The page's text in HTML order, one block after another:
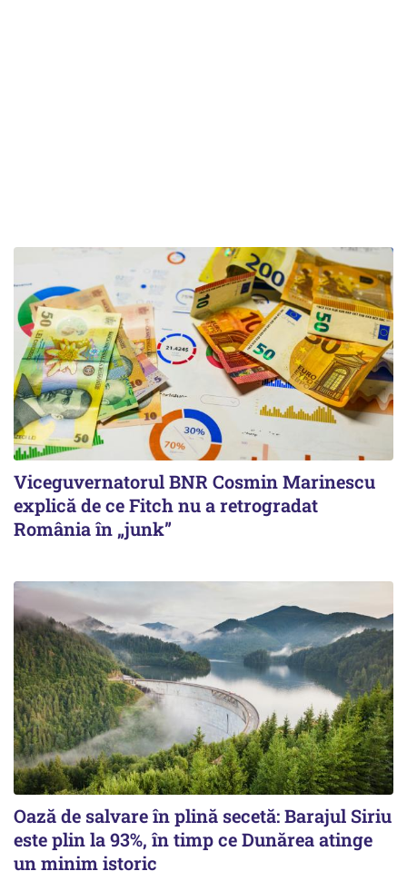
Viceguvernatorul BNR Cosmin Marinescu
explică de ce Fitch nu a retrogradat
România în „junk”
Oază de salvare în plină secetă: Barajul Siriu
este plin la 93%, în timp ce Dunărea atinge
un minim istoric